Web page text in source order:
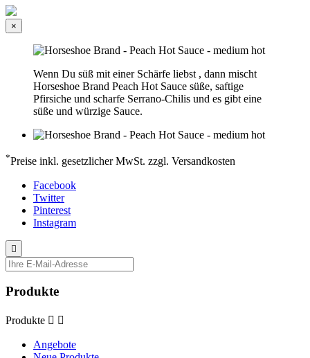
×
Wenn Du süß mit einer Schärfe liebst , dann mischt
Horseshoe Brand Peach Hot Sauce süße, saftige
Pfirsiche und scharfe Serrano-Chilis und es gibt eine
süße und würzige Sauce.
*Preise inkl. gesetzlicher MwSt. zzgl. Versandkosten
Facebook
Twitter
Pinterest
Instagram

Produkte
Produkte  
Angebote